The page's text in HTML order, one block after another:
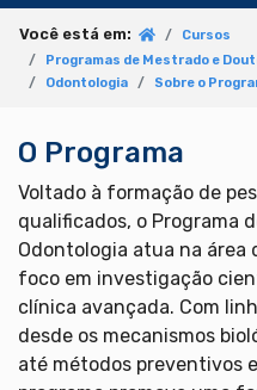
Você está em:
Cursos
Programas de Mestrado e
Odontologia
Sobre o
O Programa
Voltado à formação de
qualificados, o Programa
Odontologia atua na área
foco em investigação
clínica avançada. Com
desde os mecanismos
até métodos preventivos